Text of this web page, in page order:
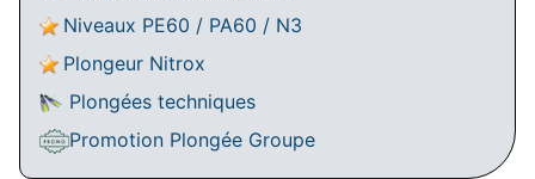
Niveaux PE60 / PA60 / N3
Plongeur Nitrox
Plongées techniques
Promotion Plongée Groupe